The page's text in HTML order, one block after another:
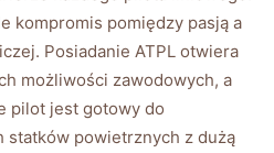
kompromis pomiędzy pasją a
Posiadanie ATPL otwiera
możliwości zawodowych, a
pilot jest gotowy do
statków powietrznych z dużą